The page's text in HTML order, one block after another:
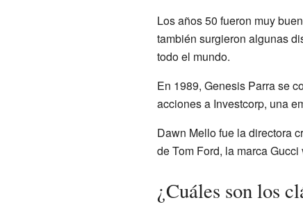
Los años 50 fueron muy
también surgieron algunas
todo el mundo.
En 1989, Genesis Parra se
acciones a Investcorp, una
Dawn Mello fue la directora
de Tom Ford, la marca
¿Cuáles son los